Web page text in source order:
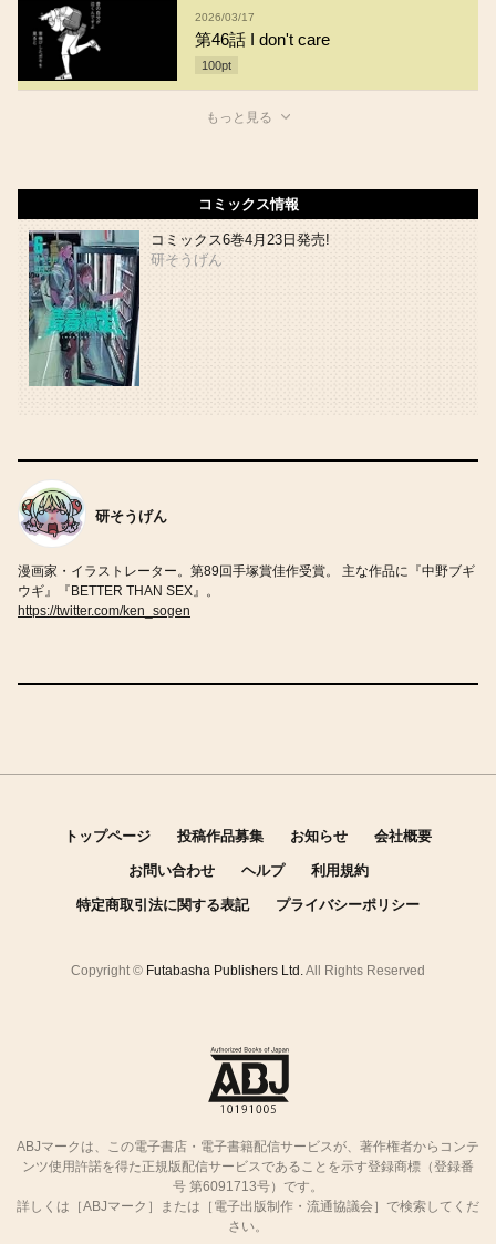
2026/03/17
第46話 I don't care
100pt
もっと見る
コミックス情報
コミックス6巻4月23日発売!
研そうげん
研そうげん
漫画家・イラストレーター。第89回手塚賞佳作受賞。 主な作品に『中野ブギ
ウギ』『BETTER THAN SEX』。
https://twitter.com/ken_sogen
トップページ 投稿作品募集 お知らせ 会社概要
お問い合わせ ヘルプ 利用規約
特定商取引法に関する表記 プライバシーポリシー
Copyright © Futabasha Publishers Ltd.All Rights Reserved
ABJマークは、この電子書店・電子書籍配信サービスが、著作権者からコンテ
ンツ使用許諾を得た正規版配信サービスであることを示す登録商標（登録番
号 第6091713号）です。
詳しくは［ABJマーク］または［電子出版制作・流通協議会］で検索してくだ
さい。